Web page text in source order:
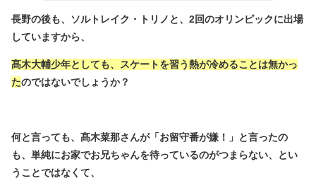
長野の後も、ソルトレイク・トリノと、2回のオリンピックに出場
していますから、
髙木大輔少年としても、スケートを習う熱が冷めることは無かっ
たのではないでしょうか？
何と言っても、髙木菜那さんが「お留守番が嫌！」と言ったの
も、単純にお家でお兄ちゃんを待っているのがつまらない、とい
うことではなくて、